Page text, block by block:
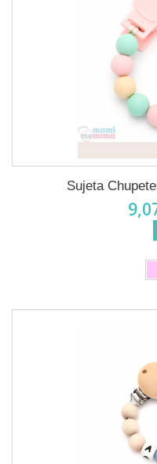
Sujeta